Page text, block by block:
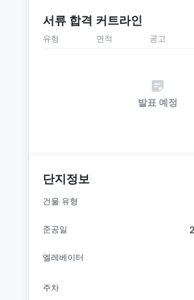
서류 합격 커트라인
유형 면적 공고
발표 예정
단지정보
건물 유형
준공일
엘레베이터
주차